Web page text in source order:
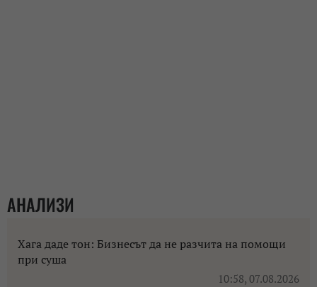
АНАЛИЗИ
Хага даде тон: Бизнесът да не разчита на помощи
при суша
10:58, 07.08.2026